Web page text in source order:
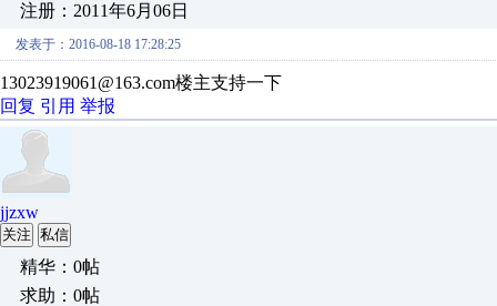
注册：2011年6月06日
发表于：2016-08-18 17:28:25
13023919061@163.com楼主支持一下
回复 引用 举报
jjzxw
关注 私信
精华：0帖
求助：0帖